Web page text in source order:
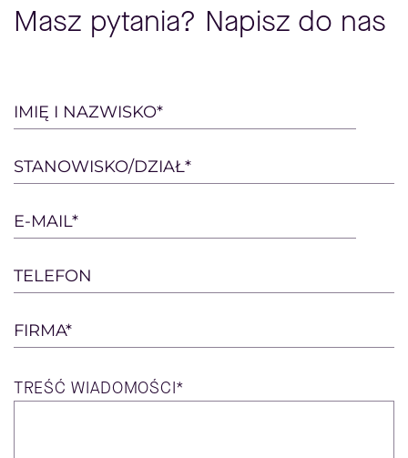
Masz pytania? Napisz do nas
Please
this
field
empty.
IMIĘ I NAZWISKO*
STANOWISKO/DZIAŁ*
E-MAIL*
TELEFON
FIRMA*
TREŚĆ WIADOMOŚCI*